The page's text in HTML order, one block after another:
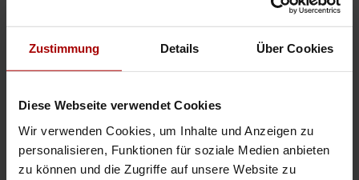
Zustimmung Details Über Cookies
Diese Webseite verwendet Cookies
Wir verwenden Cookies, um Inhalte und Anzeigen zu
personalisieren, Funktionen für soziale Medien anbieten
zu können und die Zugriffe auf unsere Website zu
Hausmeister in Oberhausen
Hausmeister in Gelsenkirchen
Hausmeister in Herne
Aufträge & Firmen für Hausmeister